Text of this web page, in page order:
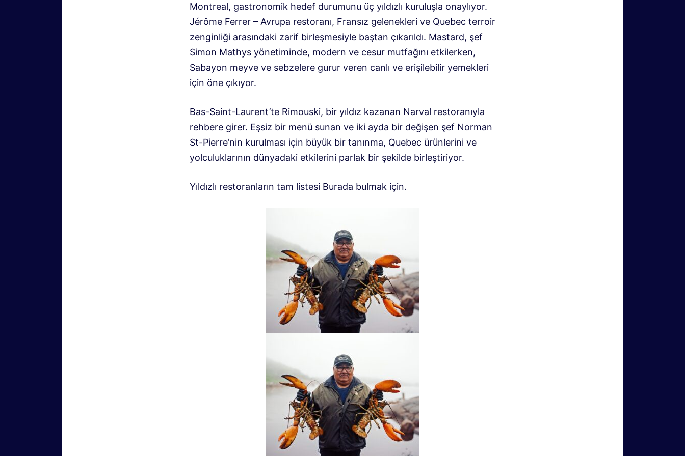
Montreal, gastronomik hedef durumunu üç yıldızlı kuruluşla onaylıyor.
Jérôme Ferrer – Avrupa restoranı, Fransız gelenekleri ve Quebec terroir
zenginliği arasındaki zarif birleşmesiyle baştan çıkarıldı. Mastard, şef
Simon Mathys yönetiminde, modern ve cesur mutfağını etkilerken,
Sabayon meyve ve sebzelere gurur veren canlı ve erişilebilir yemekleri
için öne çıkıyor.
Bas-Saint-Laurent’te Rimouski, bir yıldız kazanan Narval restoranıyla
rehbere girer. Eşsiz bir menü sunan ve iki ayda bir değişen şef Norman
St-Pierre’nin kurulması için büyük bir tanınma, Quebec ürünlerini ve
yolculuklarının dünyadaki etkilerini parlak bir şekilde birleştiriyor.
Yıldızlı restoranların tam listesi Burada bulmak için.